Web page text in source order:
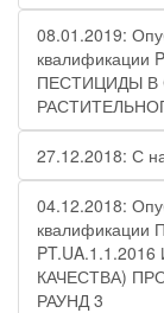
08.01.2019:
ПЕСТИЦИДЫ В
27.12.2018: С
04.12.2018:
КАЧЕСТВА)
РАУНД 3